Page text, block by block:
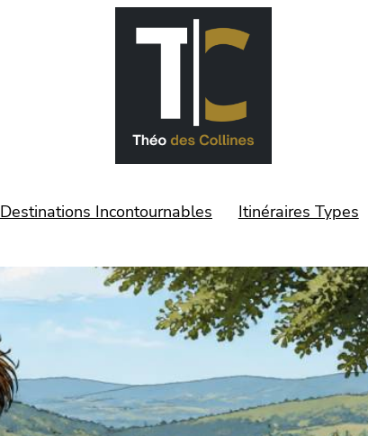
Destinations Incontournables Itinéraires Types